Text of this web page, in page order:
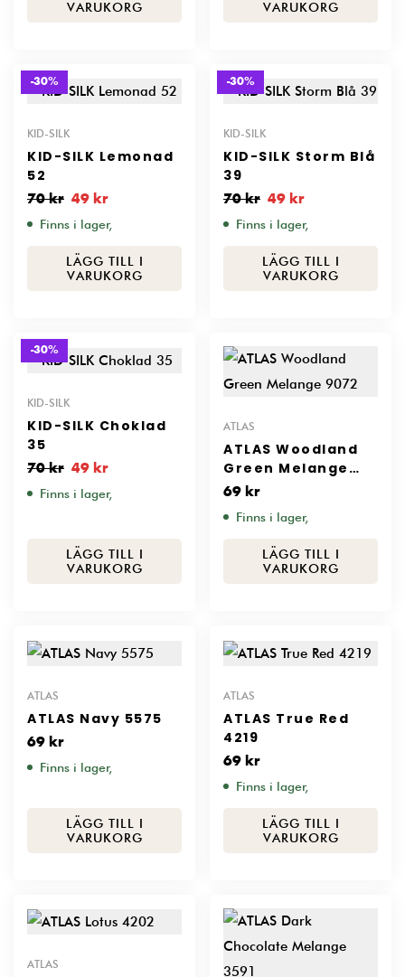
VARUKORG VARUKORG
-30%
KID-SILK
KID-SILK Lemonad
52
70kr 49 kr
Finns i lager,
LÄGG TILL I
VARUKORG
-30%
KID-SILK
KID-SILK Storm Blå
39
70kr 49 kr
Finns i lager,
LÄGG TILL I
VARUKORG
-30%
KID-SILK
KID-SILK Choklad
35
70kr 49 kr
Finns i lager,
LÄGG TILL I
VARUKORG
ATLAS
ATLAS Woodland
Green Melange
9072
69 kr
Finns i lager,
LÄGG TILL I
VARUKORG
ATLAS
ATLAS Navy 5575
69 kr
Finns i lager,
LÄGG TILL I
VARUKORG
ATLAS
ATLAS True Red
4219
69 kr
Finns i lager,
LÄGG TILL I
VARUKORG
ATLAS